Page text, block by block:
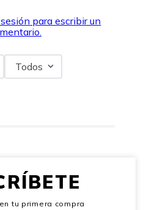
para escribir un
Todos
en tu primera compra